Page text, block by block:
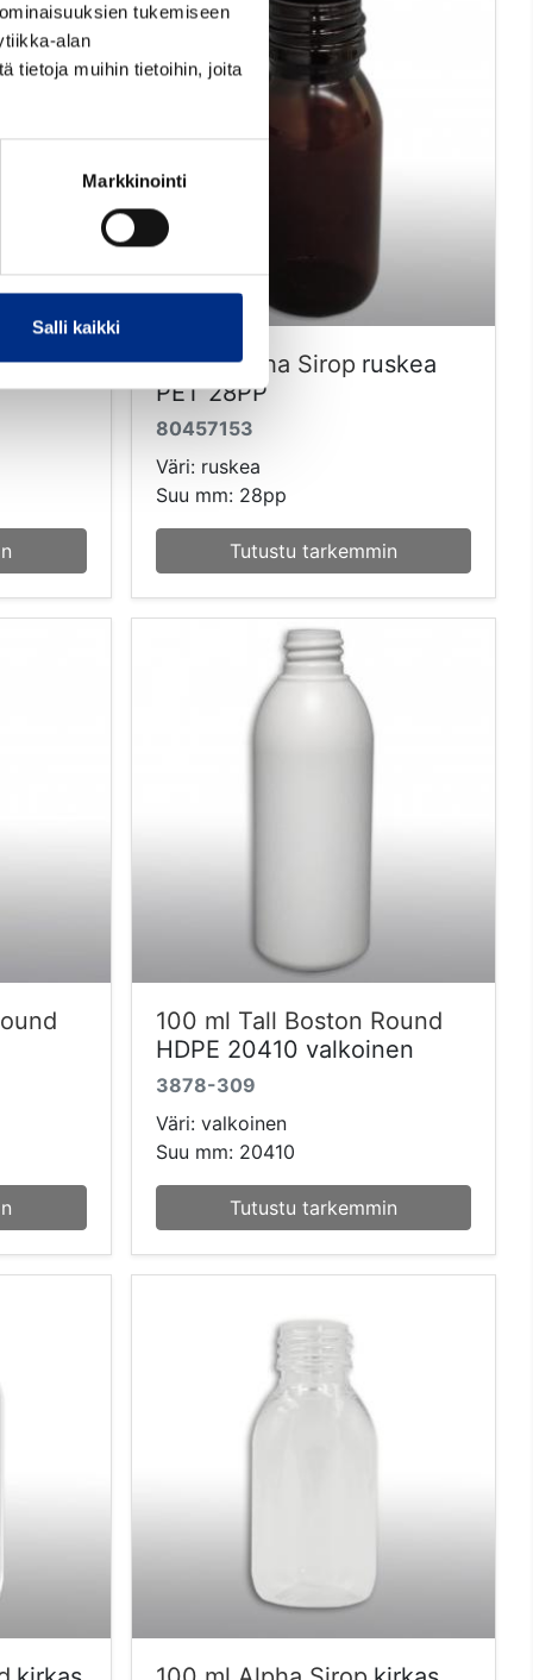
tukemiseen
alan
tietoja muihin tietoihin, joita
Markkinointi
Salli kaikki
60 ml Alpha Sirop ruskea
PET 28PP
80457153
Väri: ruskea
Suu mm: 28pp
Tutustu tarkemmin
100 ml Tall Boston Round
HDPE 20410 valkoinen
3878-309
Väri: valkoinen
Suu mm: 20410
Tutustu tarkemmin